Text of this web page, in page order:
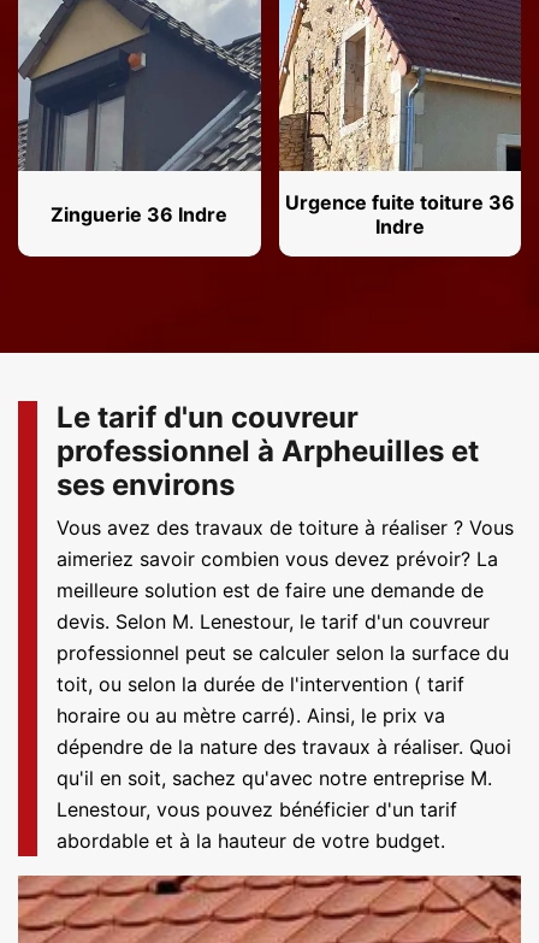
Zinguerie 36 Indre
Urgence fuite toiture 36
Indre
Le tarif d'un couvreur
professionnel à Arpheuilles et
ses environs
Vous avez des travaux de toiture à réaliser ? Vous
aimeriez savoir combien vous devez prévoir? La
meilleure solution est de faire une demande de
devis. Selon M. Lenestour, le tarif d'un couvreur
professionnel peut se calculer selon la surface du
toit, ou selon la durée de l'intervention ( tarif
horaire ou au mètre carré). Ainsi, le prix va
dépendre de la nature des travaux à réaliser. Quoi
qu'il en soit, sachez qu'avec notre entreprise M.
Lenestour, vous pouvez bénéficier d'un tarif
abordable et à la hauteur de votre budget.